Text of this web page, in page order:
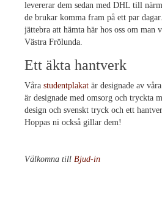
levererar dem sedan med DHL till
de brukar komma fram på ett par
jättebra att hämta här hos oss om man
Västra Frölunda.
Ett äkta hantverk
Våra studentplakat är designade av
är designade med omsorg och tryckta
design och svenskt tryck och ett
Hoppas ni också gillar dem!
Välkomna till Bjud-in